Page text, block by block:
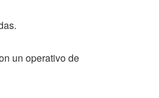
un operativo de